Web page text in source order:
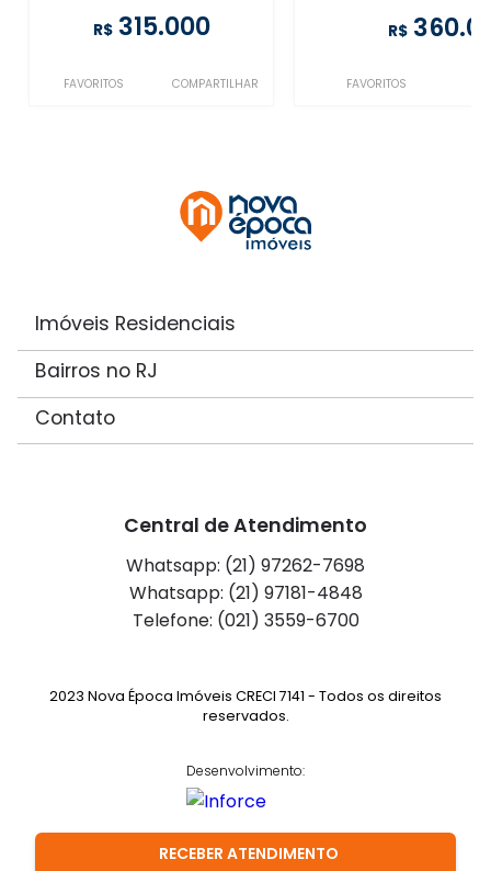
RECEBER ATENDIMENTO
R$ 315.000
FAVORITOS COMPARTILHAR
R$
FAVORITOS
Imóveis Residenciais
Bairros no RJ
Contato
Central de Atendimento
Whatsapp: (21) 97262-7698
Whatsapp: (21) 97181-4848
Telefone: (021) 3559-6700
2023 Nova Época Imóveis CRECI 7141 - Todos os direitos
reservados.
Desenvolvimento: